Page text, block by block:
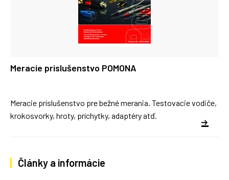
Meracie príslušenstvo POMONA
Meracie príslušenstvo pre bežné merania. Testovacie vodiče,
krokosvorky, hroty, príchytky, adaptéry atď.
Články a informácie